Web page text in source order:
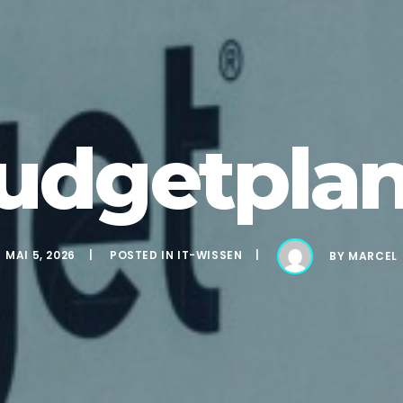
MAI 5, 2026 POSTED IN IT-WISSEN BY MARCEL